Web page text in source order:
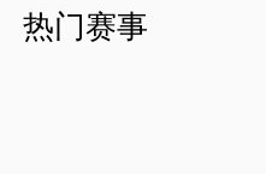
热门赛事